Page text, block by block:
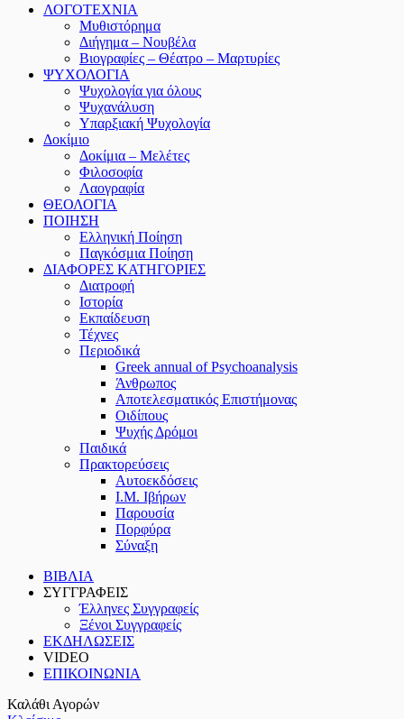
ΛΟΓΟΤΕΧΝΙΑ
Μυθιστόρημα
Διήγημα – Νουβέλα
Βιογραφίες – Θέατρο – Μαρτυρίες
ΨΥΧΟΛΟΓΙΑ
Ψυχολογία για όλους
Ψυχανάλυση
Υπαρξιακή Ψυχολογία
Δοκίμιο
Δοκίμια – Μελέτες
Φιλοσοφία
Λαογραφία
ΘΕΟΛΟΓΙΑ
ΠΟΙΗΣΗ
Ελληνική Ποίηση
Παγκόσμια Ποίηση
ΔΙΑΦΟΡΕΣ ΚΑΤΗΓΟΡΙΕΣ
Διατροφή
Ιστορία
Εκπαίδευση
Τέχνες
Περιοδικά
Greek annual of Psychoanalysis
Άνθρωπος
Αποτελεσματικός Επιστήμονας
Οιδίπους
Ψυχής Δρόμοι
Παιδικά
Πρακτoρεύσεις
Αυτοεκδόσεις
Ι.Μ. Ιβήρων
Παρουσία
Πορφύρα
Σύναξη
ΒΙΒΛΙΑ
ΣΥΓΓΡΑΦΕΙΣ
Έλληνες Συγγραφείς
Ξένοι Συγγραφείς
ΕΚΔΗΛΩΣΕΙΣ
VIDEO
ΕΠΙΚΟΙΝΩΝΙΑ
Καλάθι Αγορών